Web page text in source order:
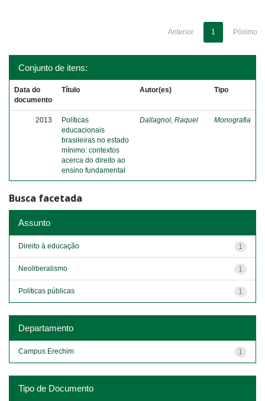
Anterior 1 Póximo
Conjunto de itens:
Data do
documento
Título Autor(es) Tipo
2013
Políticas
educacionais
brasileiras no estado
mínimo: contextos
acerca do direito ao
ensino fundamental
Dallagnol, Raquel Monografia
Busca facetada
Assunto
1
Direito à educação
1
Neoliberalismo
1
Políticas públicas
Departamento
1
Campus Erechim
Tipo de Documento